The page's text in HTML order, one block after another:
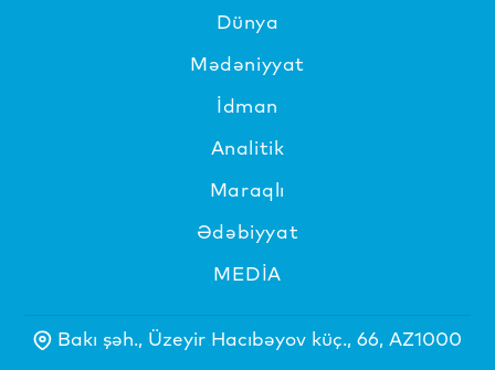
Dünya
Mədəniyyat
İdman
Analitik
Maraqlı
Ədəbiyyat
MEDİA
Bakı şəh., Üzeyir Hacıbəyov küç., 66, AZ1000